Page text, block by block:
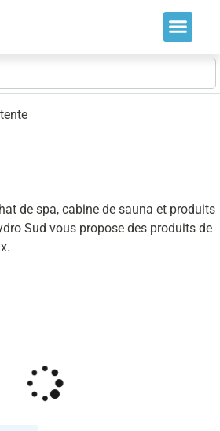
de spa, cabine de sauna et produits
Sud vous propose des produits de